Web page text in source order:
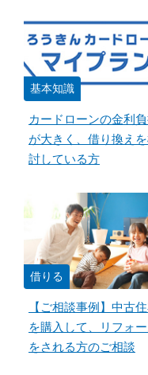
基本知識
カードローンの金利
が大きく、借り換え
討している方
借りる
【ご相談事例】中古
を購入して、リフォ
をされる方のご相談